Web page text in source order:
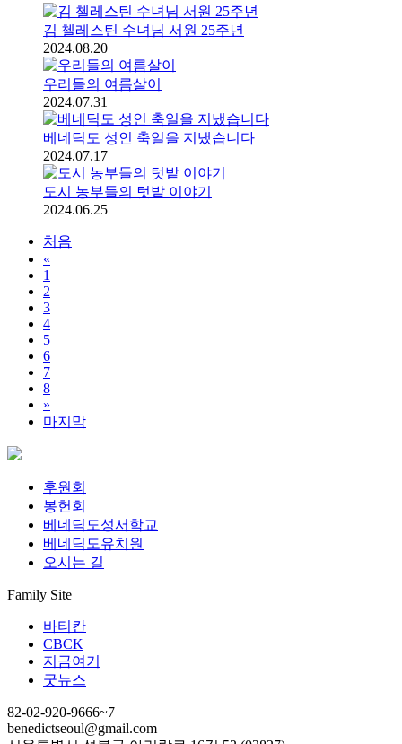
김 첼레스틴 수녀님 서원 25주년
2024.08.20
우리들의 여름살이
2024.07.31
베네딕도 성인 축일을 지냈습니다
2024.07.17
도시 농부들의 텃밭 이야기
2024.06.25
처음
«
1
2
3
4
5
6
7
8
»
마지막
후원회
봉헌회
베네딕도성서학교
베네딕도유치원
오시는 길
Family Site
바티칸
CBCK
지금여기
굿뉴스
82-02-920-9666~7
benedictseoul@gmail.com